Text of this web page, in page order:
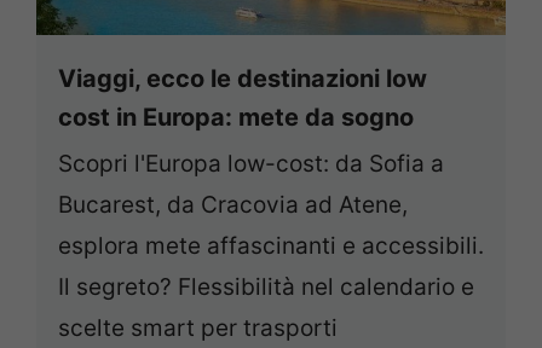
Viaggi, ecco le destinazioni low
cost in Europa: mete da sogno
Scopri l'Europa low-cost: da Sofia a
Bucarest, da Cracovia ad Atene,
esplora mete affascinanti e accessibili.
Il segreto? Flessibilità nel calendario e
scelte smart per trasporti